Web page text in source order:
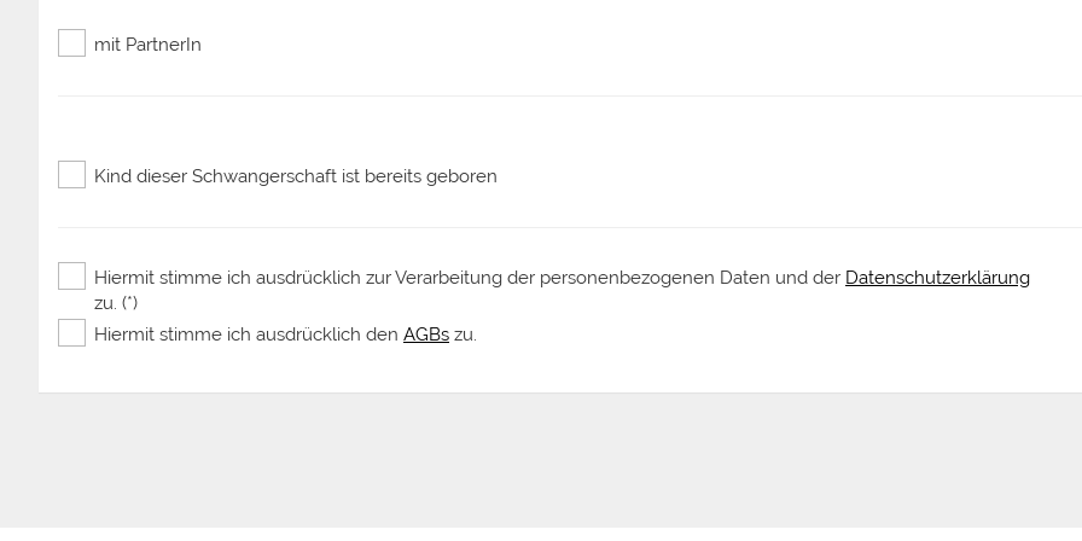
mit PartnerIn
Kind dieser Schwangerschaft ist bereits geboren
Hiermit stimme ich ausdrücklich zur Verarbeitung der personenbezogenen Daten und der Datenschutzerklärung
zu. (*)
Hiermit stimme ich ausdrücklich den AGBs zu.